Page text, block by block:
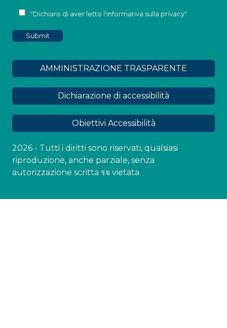
"Dichiaro di aver letto l'informativa sulla privacy"
AMMINISTRAZIONE TRASPARENTE
Dichiarazione di accessibilità
Obiettivi Accessibilità
2026 - Tutti i diritti sono riservati, qualsiasi
riproduzione, anche parziale, senza
autorizzazione scritta รจ vietata